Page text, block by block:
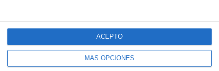
MÁS OPCIONES
ACEPTO